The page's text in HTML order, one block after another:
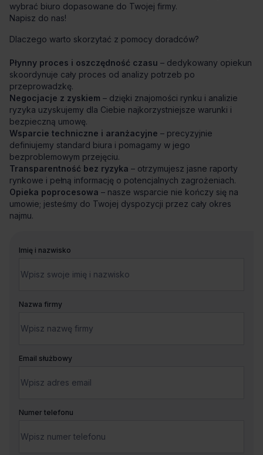
wybrać biuro dopasowane do Twojej firmy.
Napisz do nas!
Dlaczego warto skorzytać z pomocy doradców?
Płynny proces i oszczędność czasu – dedykowany opiekun
skoordynuje cały proces od analizy potrzeb po
przeprowadzkę.
Negocjacje z zyskiem – dzięki znajomości rynku i analizie
ryzyka uzyskujemy dla Ciebie najkorzystniejsze warunki i
bezpieczną umowę.
Wsparcie techniczne i aranżacyjne – precyzyjnie
definiujemy standard biura i pomagamy w jego
bezproblemowym przejęciu.
Transparentność bez ryzyka – otrzymujesz jasne raporty
rynkowe i pełną informację o potencjalnych zagrożeniach.
Opieka poprocesowa – nasze wsparcie nie kończy się na
umowie; jesteśmy do Twojej dyspozycji przez cały okres
najmu.
Imię i nazwisko
Nazwa firmy
Email służbowy
Numer telefonu